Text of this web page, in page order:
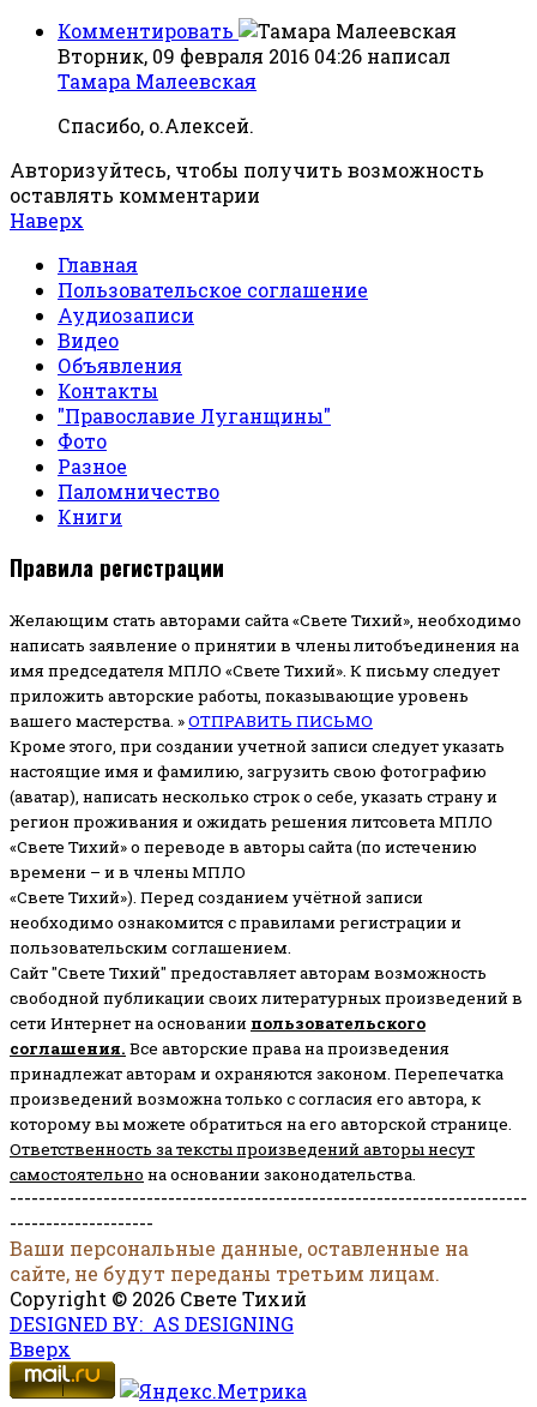
Комментировать
Вторник, 09 февраля 2016 04:26 написал
Тамара Малеевская
Спасибо, о.Алексей.
Авторизуйтесь, чтобы получить возможность
оставлять комментарии
Наверх
Главная
Пользовательское соглашение
Аудиозаписи
Видео
Объявления
Контакты
"Православие Луганщины"
Фото
Разное
Паломничество
Книги
Правила регистрации
Желающим стать авторами сайта «Свете Тихий», необходимо
написать заявление о принятии в члены литобъединения на
имя председателя МПЛО «Свете Тихий». К письму следует
приложить авторские работы, показывающие уровень
вашего мастерства. »ОТПРАВИТЬ ПИСЬМО
Кроме этого, при создании учетной записи следует указать
настоящие имя и фамилию, загрузить свою фотографию
(аватар), написать несколько строк о себе, указать страну и
регион проживания и ожидать решения литсовета МПЛО
«Свете Тихий» о переводе в авторы сайта (по истечению
времени – и в члены МПЛО
«Свете Тихий»). Перед созданием учётной записи
необходимо ознакомится с правилами регистрации и
пользовательским соглашением.
Сайт "Свете Тихий" предоставляет авторам возможность
свободной публикации своих литературных произведений в
сети Интернет на основании пользовательского
соглашения. Все авторские права на произведения
принадлежат авторам и охраняются законом. Перепечатка
произведений возможна только с согласия его автора, к
которому вы можете обратиться на его авторской странице.
Ответственность за тексты произведений авторы несут
самостоятельно на основании законодательства.
------------------------------------------------------------------------
--------------------
Ваши персональные данные, оставленные на
сайте, не будут переданы третьим лицам.
Copyright © 2026 Свете Тихий
DESIGNED BY: AS DESIGNING
Вверх